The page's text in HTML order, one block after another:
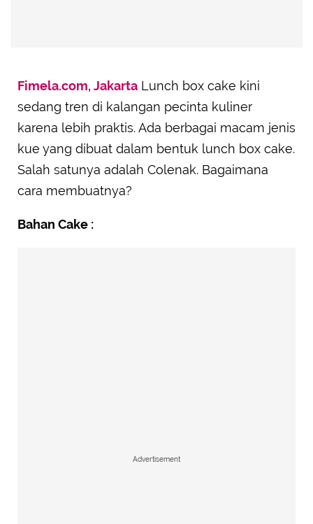
Fimela.com, Jakarta Lunch box cake kini
sedang tren di kalangan pecinta kuliner
karena lebih praktis. Ada berbagai macam jenis
kue yang dibuat dalam bentuk lunch box cake.
Salah satunya adalah Colenak. Bagaimana
cara membuatnya?
Bahan Cake :
Advertisement